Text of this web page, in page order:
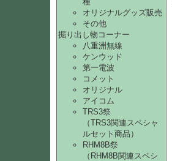
オリジナルグッズ販売
その他
掘り出し物コーナー
八重洲無線
ケンウッド
第一電波
コメット
オリジナル
アイコム
TRS3祭
（TRS3関連スペシャ
ルセット商品）
RHM8B祭
（RHM8B関連スペシ